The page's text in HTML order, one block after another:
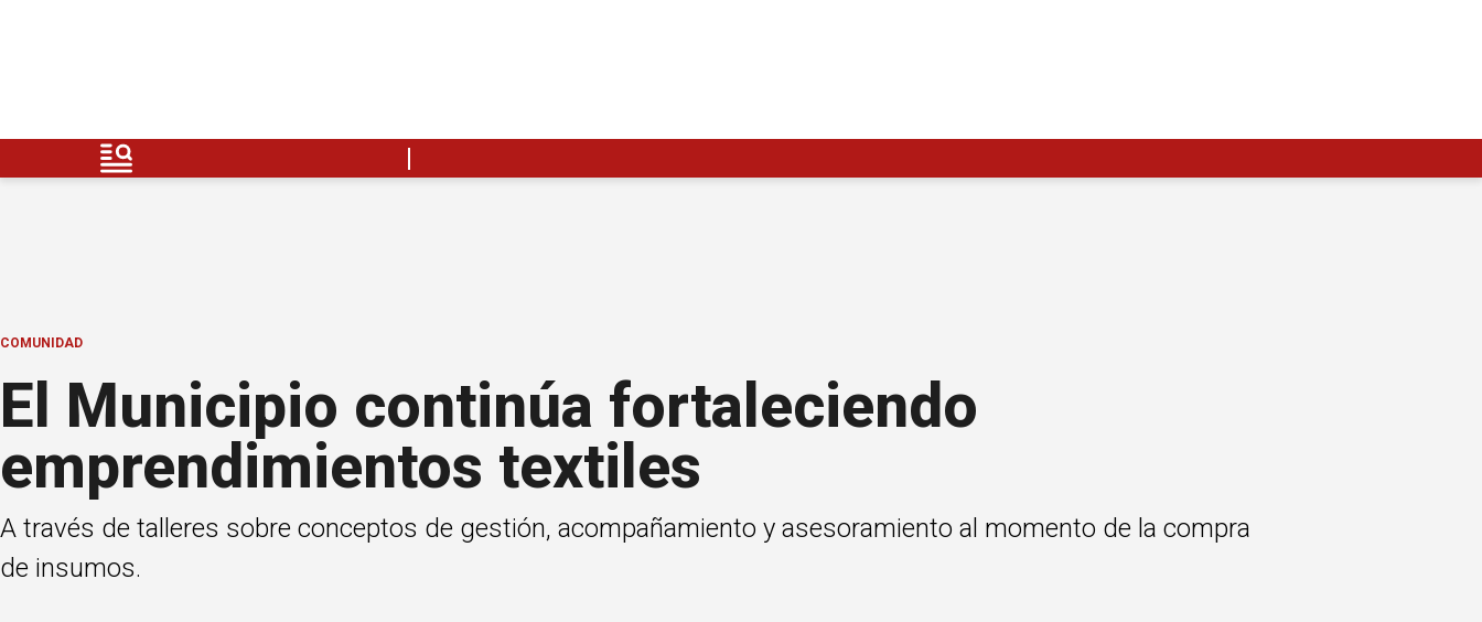
COMUNIDAD
El Municipio continúa fortaleciendo
emprendimientos textiles
A través de talleres sobre conceptos de gestión, acompañamiento y asesoramiento al momento de la compra
de insumos.